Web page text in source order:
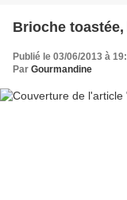
Brioche
Publié le 03/06/2013 à
Par Gourmandine